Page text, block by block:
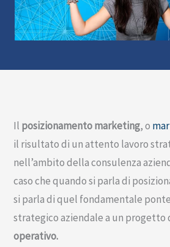
Il posizionamento marketing, o
il risultato di un attento lavoro
nell’ambito della consulenza
caso che quando si parla di
si parla di quel fondamentale
strategico aziendale a un progetto
operativo.